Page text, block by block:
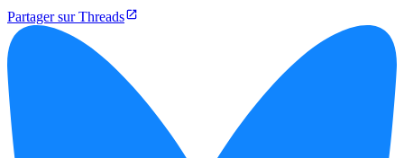
Partager sur Threads